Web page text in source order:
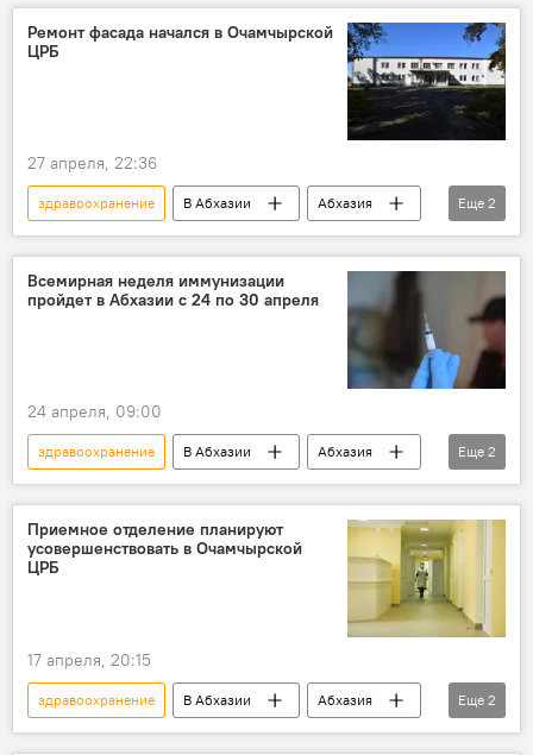
Ремонт фасада начался в Очамчырской
ЦРБ
27 апреля, 22:36
здравоохранение В Абхазии
Абхазия
Новости
Очамчыра
Еще 2
Всемирная неделя иммунизации
пройдет в Абхазии с 24 по 30 апреля
24 апреля, 09:00
здравоохранение В Абхазии
Абхазия
Новости
вакцинация
Еще 2
Приемное отделение планируют
усовершенствовать в Очамчырской
ЦРБ
17 апреля, 20:15
здравоохранение В Абхазии
Абхазия
Новости
медицина
Еще 2